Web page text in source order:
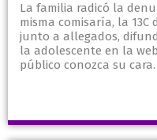
La familia radicó la
misma comisaría, la 13C
junto a allegados,
la adolescente en la
público conozca su cara.